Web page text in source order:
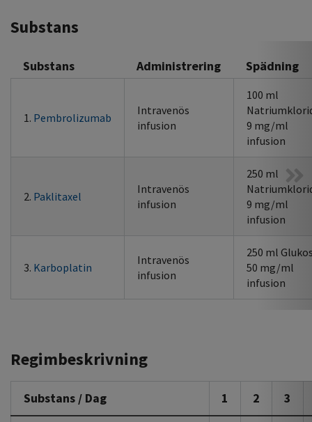
Substans
Substans Administrering Spädning
1. Pembrolizumab
Intravenös
infusion
100 ml
9 mg/ml
infusion
2. Paklitaxel
Intravenös
infusion
250 ml
9 mg/ml
infusion
3. Karboplatin
Intravenös
infusion
250 ml
50 mg/ml
infusion
Regimbeskrivning
Substans / Dag 1 2 3